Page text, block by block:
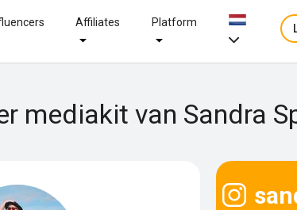
Affiliates Platform
mediakit van Sandra